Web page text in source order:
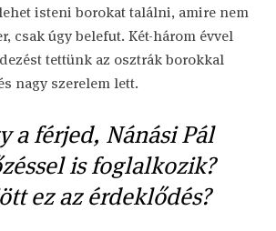
isteni borokat találni, amire nem
csak úgy belefut. Két-három évvel
tettünk az osztrák borokkal
nagy szerelem lett.
a férjed, Nánási Pál
is foglalkozik?
ez az érdeklődés?